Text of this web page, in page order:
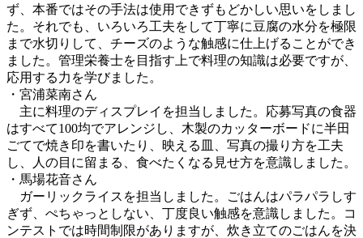
ず、本番ではその手法は使用できずもどかしい思いをしまし
た。それでも、いろいろ工夫をして丁寧に豆腐の水分を極限
まで水切りして、チーズのような触感に仕上げることができ
ました。管理栄養士を目指す上で料理の知識は必要ですが、
応用する力を学びました。
・宮浦菜南さん
主に料理のディスプレイを担当しました。応募写真の食器
はすべて100均でアレンジし、木製のカッターボードに半田
ごてで焼き印を書いたり、映える皿、写真の撮り方を工夫
し、人の目に留まる、食べたくなる見せ方を意識しました。
・馬場花音さん
ガーリックライスを担当しました。ごはんはパラパラしす
ぎず、ぺちゃっとしない、丁度良い触感を意識しました。コ
ンテストでは時間制限がありますが、炊き立てのごはんを決